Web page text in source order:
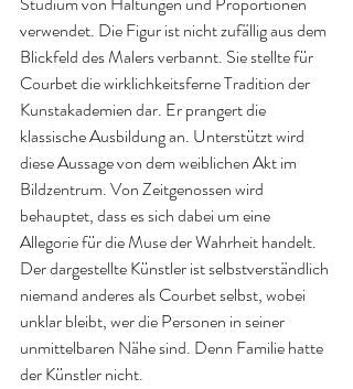
verwendet. Die Figur ist nicht zufällig aus dem
Blickfeld des Malers verbannt. Sie stellte für
Courbet die wirklichkeitsferne Tradition der
Kunstakademien dar. Er prangert die
klassische Ausbildung an. Unterstützt wird
diese Aussage von dem weiblichen Akt im
Bildzentrum. Von Zeitgenossen wird
behauptet, dass es sich dabei um eine
Allegorie für die Muse der Wahrheit handelt.
Der dargestellte Künstler ist selbstverständlich
niemand anderes als Courbet selbst, wobei
unklar bleibt, wer die Personen in seiner
unmittelbaren Nähe sind. Denn Familie hatte
der Künstler nicht.